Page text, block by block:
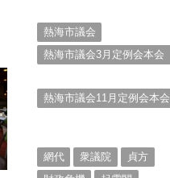
熱海市議会
熱海市議会3月定例会本会
熱海市議会11月定例会本会
網代
衆議院
貞方